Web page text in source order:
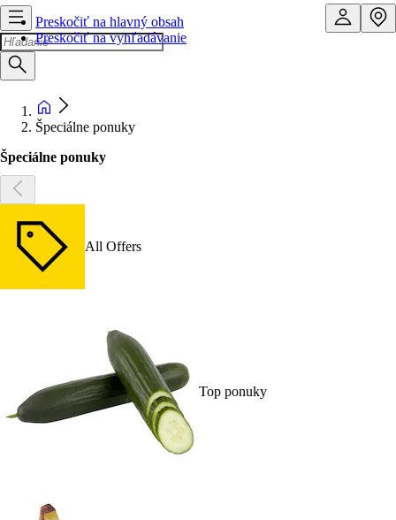
Preskočiť na hlavný obsah
Preskočiť na vyhľadávanie
Špeciálne ponuky
Špeciálne ponuky
All Offers
Top ponuky